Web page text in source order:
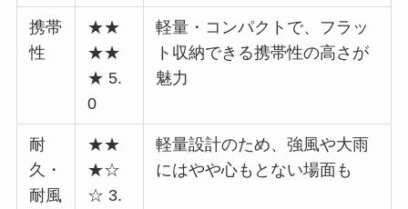
携帯
性
★★
★★
★ 5.
0
軽量・コンパクトで、フラッ
ト収納できる携帯性の高さが
魅力
耐
久・
耐風
★★
★☆
☆ 3.
軽量設計のため、強風や大雨
にはやや心もとない場面も